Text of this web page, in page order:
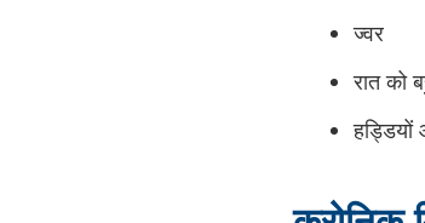
ज्वर
रात को
हड्डियों